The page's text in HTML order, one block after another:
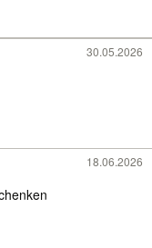
30.05.2026
18.06.2026